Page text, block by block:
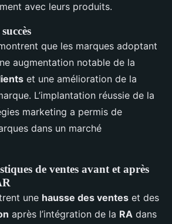
avec leurs produits.
que les marques adoptant
augmentation notable de la
et une amélioration de la
L’implantation réussie de la
marketing a permis de
dans un marché
de ventes avant et après
une hausse des ventes et des
après l’intégration de la RA dans